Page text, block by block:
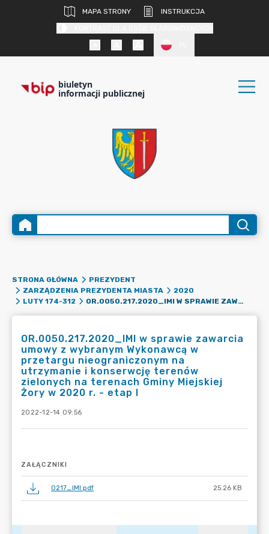
MAPA STRONY
INSTRUKCJA
biuletyn
informacji publicznej
STRONA GŁÓWNA
PREZYDENT
ZARZĄDZENIA PREZYDENTA MIASTA
2020
LUTY 174-312
OR.0050.217.2020_IMI W SPRAWIE ZAWARCIA UMOWY Z WYBRANYM WYKONAWCĄ W PRZETARGU NIEOGRANICZONYM NA UTRZYMANIE I KONSERWCJĘ TERENÓW ZIELONYCH NA TERENACH GMINY MIEJSKIEJ ŻORY W 2020 R. - ETAP I
OR.0050.217.2020_IMI w sprawie zawarcia
umowy z wybranym Wykonawcą w
przetargu nieograniczonym na
utrzymanie i konserwcję terenów
zielonych na terenach Gminy Miejskiej
Żory w 2020 r. - etap I
2022-12-14 09:56
ZAŁĄCZNIKI
0217_IMI.pdf 25.26 KB